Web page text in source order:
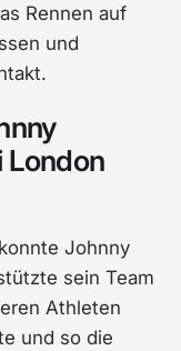
Rennen auf
und
London
Johnny
sein Team
Athleten
und so die